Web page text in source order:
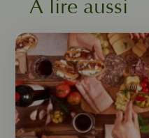
À lire aussi